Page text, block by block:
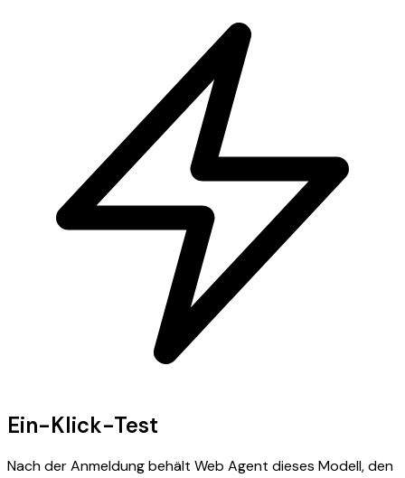
Ein-Klick-Test
Nach der Anmeldung behält Web Agent dieses Modell, den